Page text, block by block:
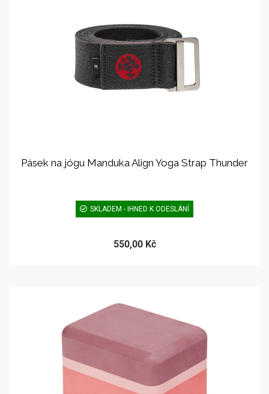
Pásek na jógu Manduka Align Yoga Strap Thunder
SKLADEM - IHNED K ODESLÁNÍ
550,00 Kč